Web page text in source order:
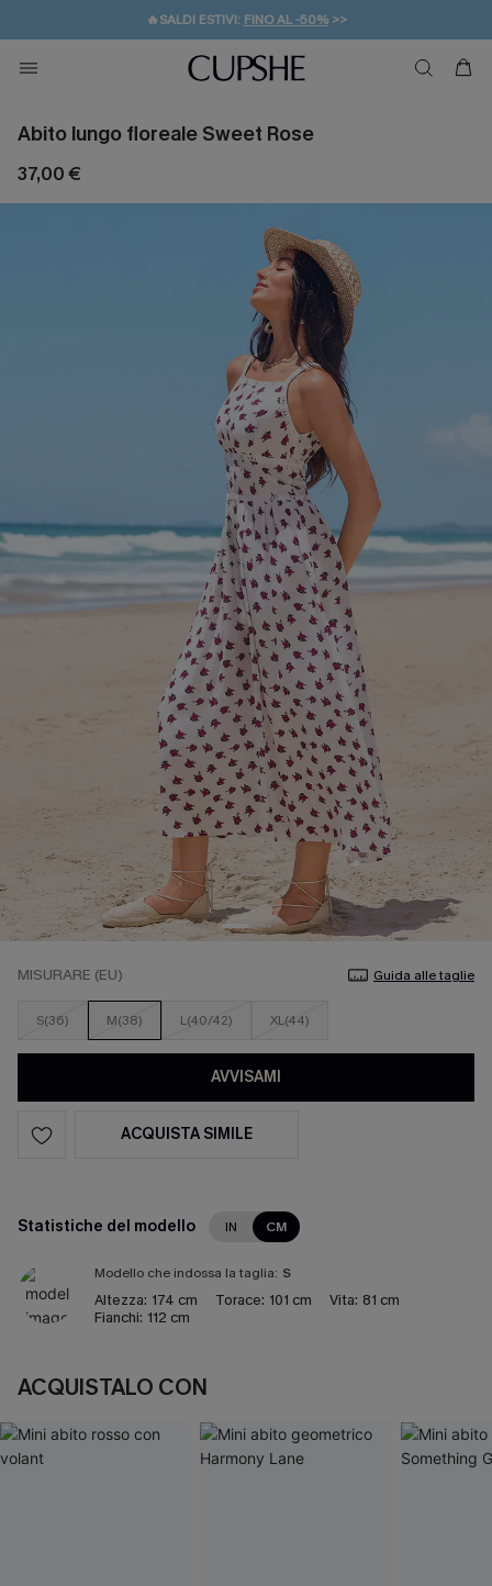
🔥SALDI ESTIVI: FINO AL -50%>>
🚚SPEDIZIONE GRATUITA DA 49€
💌REGALO PER I NUOVI: 20% DI SCONTO*
Abito lungo floreale Sweet Rose
37,00 €
MISURARE (EU) Guida alle taglie
S(36) M(38) L(40/42) XL(44)
AVVISAMI
ACQUISTA SIMILE
Statistiche del modello IN CM
Modello che indossa la taglia: S
Altezza: 174 cm Torace: 101 cm Vita: 81 cm
Fianchi: 112 cm
ACQUISTALO CON